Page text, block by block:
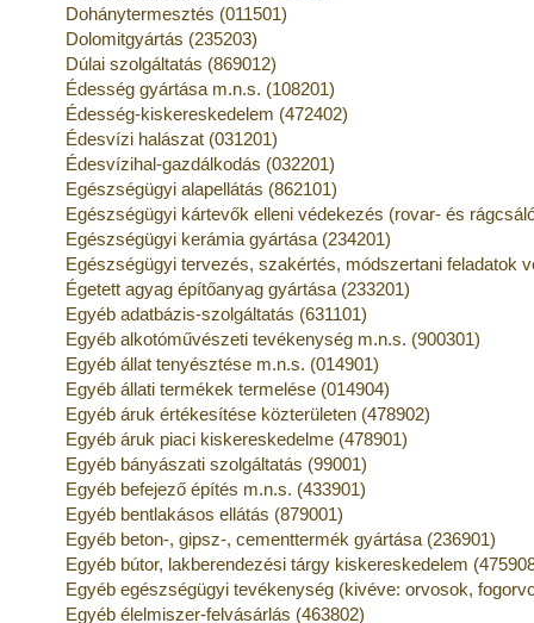
Dohánytermesztés (011501)
Dolomitgyártás (235203)
Dúlai szolgáltatás (869012)
Édesség gyártása m.n.s. (108201)
Édesség-kiskereskedelem (472402)
Édesvízi halászat (031201)
Édesvízihal-gazdálkodás (032201)
Egészségügyi alapellátás (862101)
Egészségügyi kártevők elleni védekezés (rovar- és
Egészségügyi kerámia gyártása (234201)
Egészségügyi tervezés, szakértés, módszertani feladatok
Égetett agyag építőanyag gyártása (233201)
Egyéb adatbázis-szolgáltatás (631101)
Egyéb alkotóművészeti tevékenység m.n.s. (900301)
Egyéb állat tenyésztése m.n.s. (014901)
Egyéb állati termékek termelése (014904)
Egyéb áruk értékesítése közterületen (478902)
Egyéb áruk piaci kiskereskedelme (478901)
Egyéb bányászati szolgáltatás (99001)
Egyéb befejező építés m.n.s. (433901)
Egyéb bentlakásos ellátás (879001)
Egyéb beton-, gipsz-, cementtermék gyártása (236901)
Egyéb bútor, lakberendezési tárgy kiskereskedelem
Egyéb egészségügyi tevékenység (kivéve: orvosok,
Egyéb élelmiszer-felvásárlás (463802)